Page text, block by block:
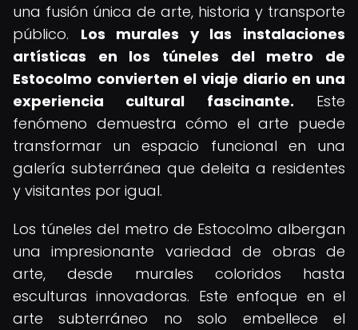
una fusión única de arte, historia y transporte
público. Los murales y las instalaciones
artísticas en los túneles del metro de
Estocolmo convierten el viaje diario en una
experiencia cultural fascinante. Este
fenómeno demuestra cómo el arte puede
transformar un espacio funcional en una
galería subterránea que deleita a residentes
y visitantes por igual.
Los túneles del metro de Estocolmo albergan
una impresionante variedad de obras de
arte, desde murales coloridos hasta
esculturas innovadoras. Este enfoque en el
arte subterráneo no solo embellece el